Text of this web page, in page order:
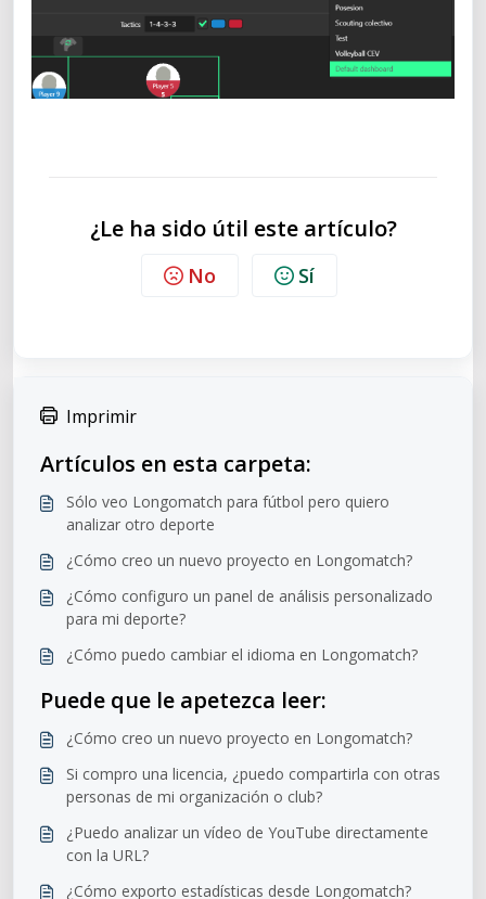
¿Le ha sido útil este artículo?
No Sí
Imprimir
Artículos en esta carpeta:
Sólo veo Longomatch para fútbol pero quiero
analizar otro deporte
¿Cómo creo un nuevo proyecto en Longomatch?
¿Cómo configuro un panel de análisis personalizado
para mi deporte?
¿Cómo puedo cambiar el idioma en Longomatch?
Puede que le apetezca leer:
¿Cómo creo un nuevo proyecto en Longomatch?
Si compro una licencia, ¿puedo compartirla con otras
personas de mi organización o club?
¿Puedo analizar un vídeo de YouTube directamente
con la URL?
¿Cómo exporto estadísticas desde Longomatch?